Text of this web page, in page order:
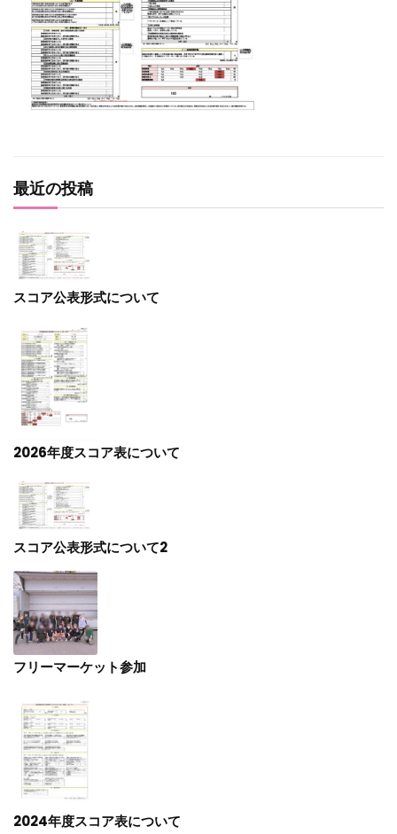
最近の投稿
スコア公表形式について
2026年度スコア表について
スコア公表形式について2
フリーマーケット参加
2024年度スコア表について